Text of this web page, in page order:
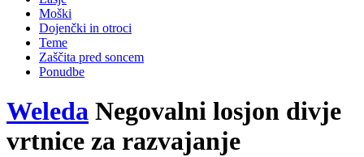
Moški
Dojenčki in otroci
Teme
Zaščita pred soncem
Ponudbe
Weleda Negovalni losjon divje
vrtnice za razvajanje